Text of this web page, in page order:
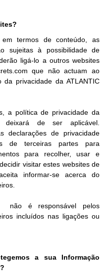
termos de conteúdo, as
sujeitas à possibilidade de
ligá-lo a outros websites
que não actuam ao
privacidade da ATLANTIC
a política de privacidade da
deixará de ser aplicável.
declarações de privacidade
de terceiras partes para
para recolher, usar e
visitar estes websites de
informar-se acerca do
não é responsável pelos
incluídos nas ligações ou
a sua Informação